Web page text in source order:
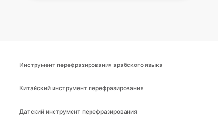
Инструмент перефразирования арабского языка
Китайский инструмент перефразирования
Датский инструмент перефразирования